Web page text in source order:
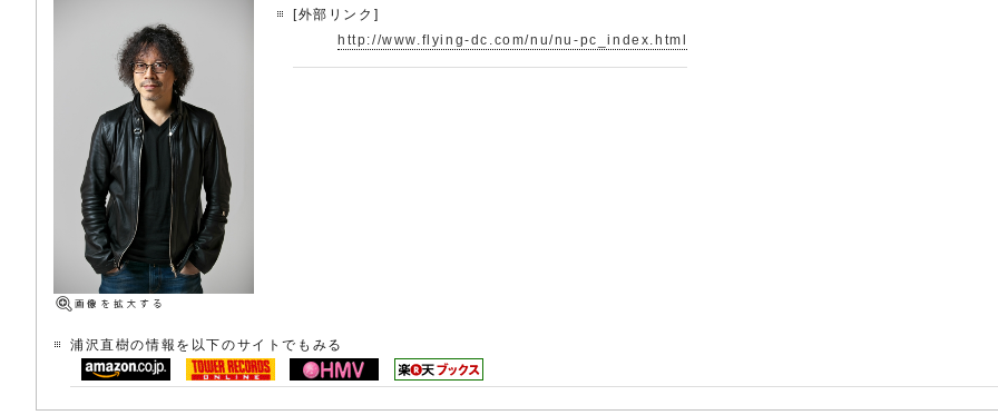
[外部リンク]
http://www.flying-dc.com/nu/nu-pc_index.html
浦沢直樹の情報を以下のサイトでもみる